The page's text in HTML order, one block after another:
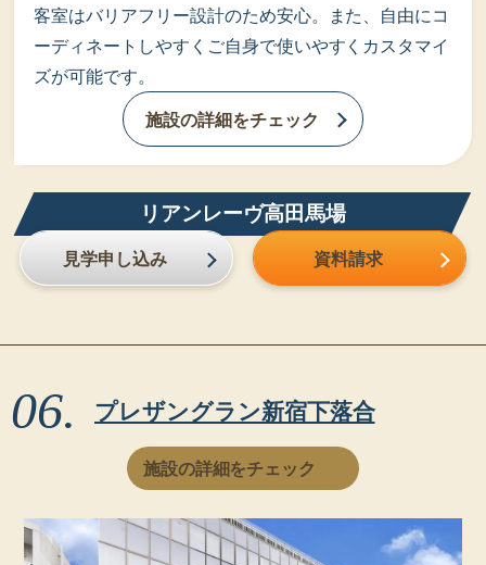
客室はバリアフリー設計のため安心。また、自由にコ
ーディネートしやすくご自身で使いやすくカスタマイ
ズが可能です。
施設の詳細をチェック
リアンレーヴ高田馬場
見学申し込み 資料請求
プレザングラン新宿下落合
施設の詳細をチェック